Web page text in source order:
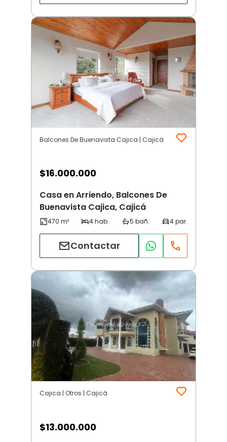
Balcones De Buenavista Cajica | Cajicá
$16.000.000
Casa en Arriendo, Balcones De
Buenavista Cajica, Cajicá
Contactar
Cajica | Otros | Cajicá
$13.000.000